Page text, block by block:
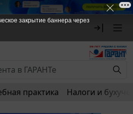
практика Налоги и
закрытие баннера через